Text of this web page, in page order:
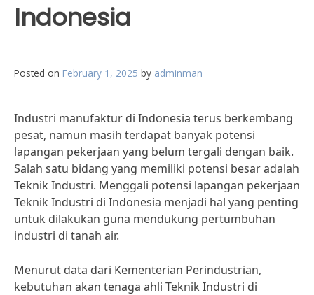
Indonesia
Posted on February 1, 2025 by adminman
Industri manufaktur di Indonesia terus berkembang
pesat, namun masih terdapat banyak potensi
lapangan pekerjaan yang belum tergali dengan baik.
Salah satu bidang yang memiliki potensi besar adalah
Teknik Industri. Menggali potensi lapangan pekerjaan
Teknik Industri di Indonesia menjadi hal yang penting
untuk dilakukan guna mendukung pertumbuhan
industri di tanah air.
Menurut data dari Kementerian Perindustrian,
kebutuhan akan tenaga ahli Teknik Industri di